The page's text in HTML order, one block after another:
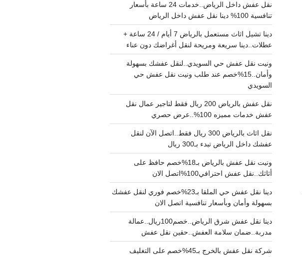
نقل عفش داخل الرياض..خدمات 24 ساعة بأسعار
تنافسية 100% دينا نقل عفش داخل الرياض
دينا تشيل اثاث مستعمل بالرياض 7 أيام / 24 ساعة +
عطلات..دينا سريعة ومريحة لنقل أغراضك دون عناء
ونيت نقل عفش حي السويدي..لنقل عفشك بسهولة
وأمان..15%خصم عند طلب ونيت نقل عفش حي
السويدي
نقل عفش بالرياض 200 ريال فقط لتاجير عمال نقل
عفش خدمات مميزه 100%..عرض حصري
نقل اثاث بالرياض 300 ريال فقط..اتصل الآن لنقل
عفشك داخل الرياض تبدء بـ300 ريال
ونيت نقل عفش بالرياض بـ18%خصم حافظ على
أثاثك..نقل عفش احترافي100%اتصل الان
دينا نقل عفش حي الملقا بـ23%خصم فوري لنقل عفشك
بسهولة وأمان وبأسعار تنافسية اتصل الان
دينا نقل عفش شرق الرياض..خصم100ريال..عمالة
مدربة..ضمان سلامة العفش..حقين نقل عفش
شركة نقل عفش بالخرج بـ45%خصم على التغليف